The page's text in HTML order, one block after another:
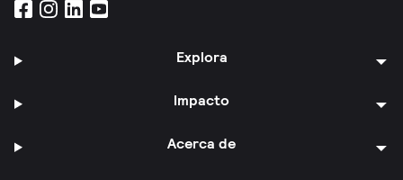
Explora
Impacto
Acerca de